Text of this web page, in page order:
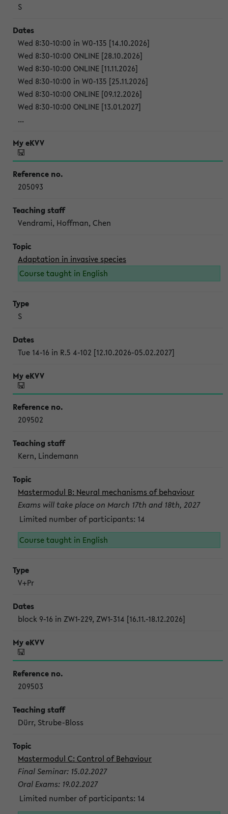
S
Wed 8:30-10:00 in W0-135 [14.10.2026]
Wed 8:30-10:00 ONLINE [28.10.2026]
Wed 8:30-10:00 ONLINE [11.11.2026]
Wed 8:30-10:00 in W0-135 [25.11.2026]
Wed 8:30-10:00 ONLINE [09.12.2026]
Wed 8:30-10:00 ONLINE [13.01.2027]
...
205093
Vendrami, Hoffman, Chen
Adaptation in invasive species
Course taught in English
S
Tue 14-16 in R.5 4-102 [12.10.2026-05.02.2027]
209502
Kern, Lindemann
Mastermodul B: Neural mechanisms of behaviour
Exams will take place on March 17th and 18th, 2027
Limited number of participants: 14
Course taught in English
V+Pr
block 9-16 in ZW1-229, ZW1-314 [16.11.-18.12.2026]
209503
Dürr, Strube-Bloss
Mastermodul C: Control of Behaviour
Final Seminar: 15.02.2027
Oral Exams: 19.02.2027
Limited number of participants: 14